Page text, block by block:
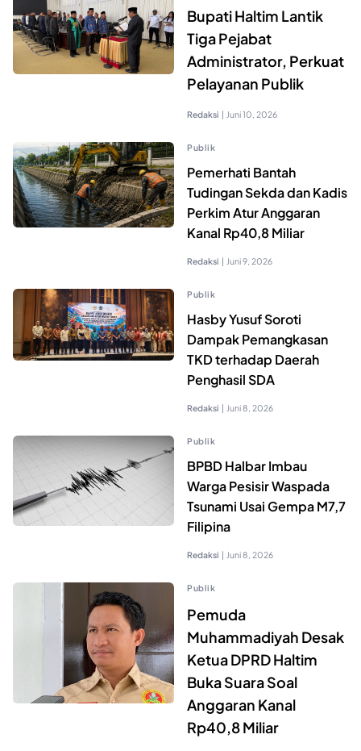
Bupati Haltim Lantik
Tiga Pejabat
Administrator, Perkuat
Pelayanan Publik
Redaksi | Juni 10, 2026
Publik
Pemerhati Bantah
Tudingan Sekda dan Kadis
Perkim Atur Anggaran
Kanal Rp40,8 Miliar
Redaksi | Juni 9, 2026
Publik
Hasby Yusuf Soroti
Dampak Pemangkasan
TKD terhadap Daerah
Penghasil SDA
Redaksi | Juni 8, 2026
Publik
BPBD Halbar Imbau
Warga Pesisir Waspada
Tsunami Usai Gempa M7,7
Filipina
Redaksi | Juni 8, 2026
Publik
Pemuda
Muhammadiyah Desak
Ketua DPRD Haltim
Buka Suara Soal
Anggaran Kanal
Rp40,8 Miliar